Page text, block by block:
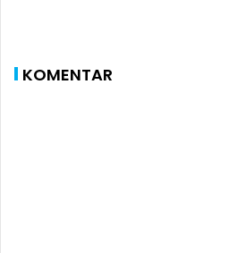
KOMENTAR